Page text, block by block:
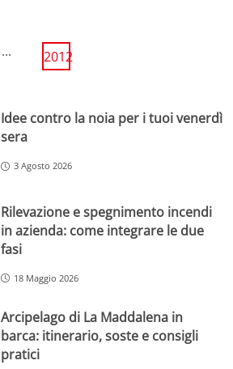
... 2012
Idee contro la noia per i tuoi venerdì
sera
3 Agosto 2026
Rilevazione e spegnimento incendi
in azienda: come integrare le due
fasi
18 Maggio 2026
Arcipelago di La Maddalena in
barca: itinerario, soste e consigli
pratici